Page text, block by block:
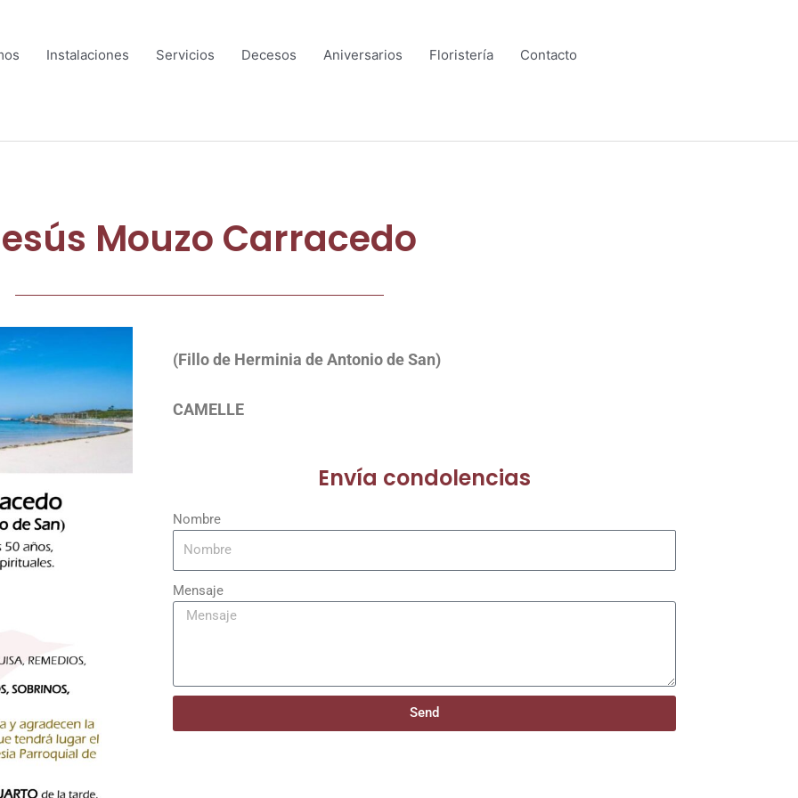
Instalaciones Servicios Decesos Aniversarios Floristería Contacto
Mouzo Carracedo
(Fillo de Herminia de Antonio de San)
CAMELLE
Envía condolencias
Nombre
Mensaje
Send